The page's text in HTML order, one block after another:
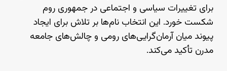
برای تغییرات سیاسی و اجتماعی در جمهوری روم
شکست خورد. این انتخاب نام‌ها بر تلاش برای ایجاد
پیوند میان آرمان‌گرایی‌های رومی و چالش‌های جامعه
مدرن تأکید می‌کند.